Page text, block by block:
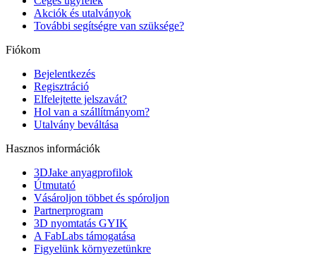
Akciók és utalványok
További segítségre van szüksége?
Fiókom
Bejelentkezés
Regisztráció
Elfelejtette jelszavát?
Hol van a szállítmányom?
Utalvány beváltása
Hasznos információk
3DJake anyagprofilok
Útmutató
Vásároljon többet és spóroljon
Partnerprogram
3D nyomtatás GYIK
A FabLabs támogatása
Figyelünk környezetünkre